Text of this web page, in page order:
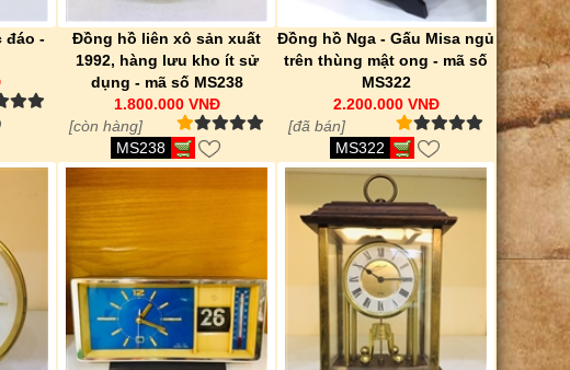
đáo -
Đồng hồ liên xô sản xuất
1992, hàng lưu kho ít sử
dụng - mã số MS238
1.800.000 VNĐ
[còn hàng]
MS238
Đồng hồ Nga - Gấu Misa ngủ
trên thùng mật ong - mã số
MS322
2.200.000 VNĐ
[đã bán]
MS322